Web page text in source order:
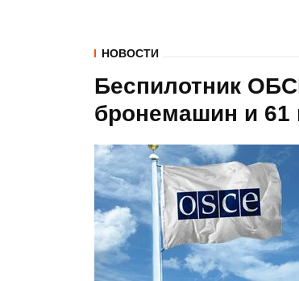
НОВОСТИ
Беспилотник
бронемашин и 61